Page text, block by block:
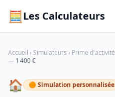
🧮Les Calculateurs
Accueil › Simulateurs › Prime d'activité
— 1 400 €
🏠 🟠 Simulation personnalisée